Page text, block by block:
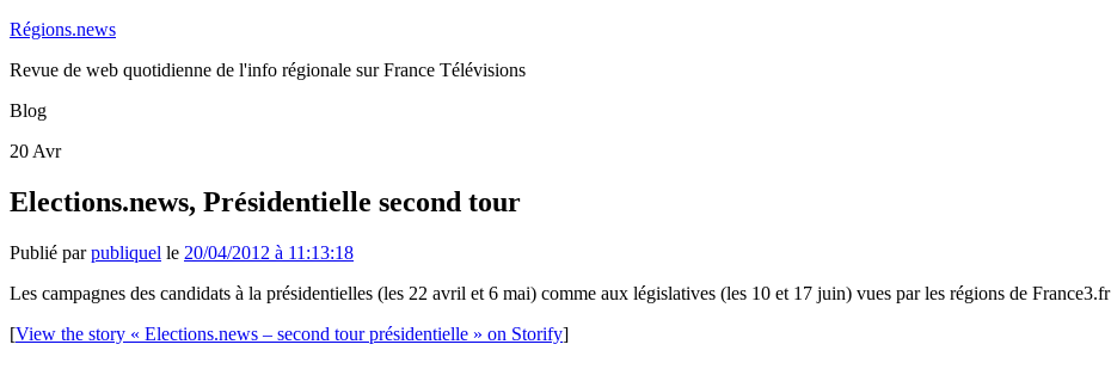
Régions.news
Revue de web quotidienne de l'info régionale sur France Télévisions
Blog
20 Avr
Elections.news, Présidentielle second tour
Publié parpubliquel le 20/04/2012 à 11:13:18
Les campagnes des candidats à la présidentielles (les 22 avril et 6 mai) comme aux législatives (les 10 et 17 juin) vues par les régions de France3.fr
[View the story « Elections.news – second tour présidentielle » on Storify]